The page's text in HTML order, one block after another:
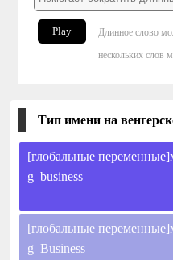
Play
Длинное слово
нескольких слов
Тип имени на
[глобальные
g_business
[глобальные
g_Business